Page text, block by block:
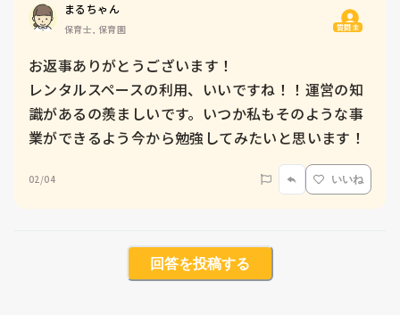
まるちゃん
保育士, 保育園 質問主
お返事ありがとうございます！
レンタルスペースの利用、いいですね！！運営の知
識があるの羨ましいです。いつか私もそのような事
業ができるよう今から勉強してみたいと思います！
02/04 いいね
回答を投稿する